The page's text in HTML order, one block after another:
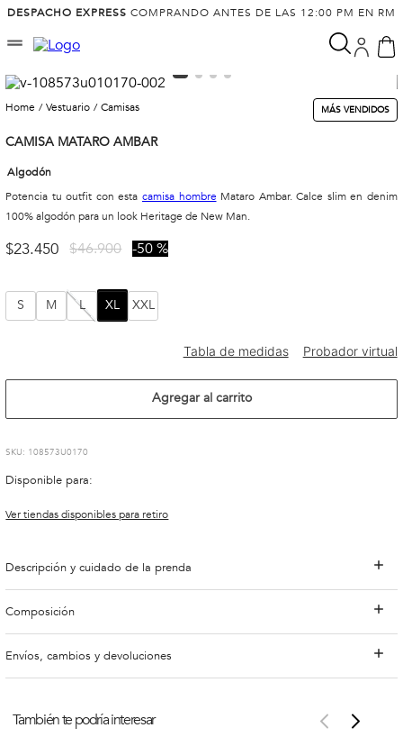
DESPACHO EXPRESS COMPRANDO ANTES DE LAS 12:00 PM EN RM
vestuario camisas MÁS VENDIDOS
CAMISA MATARO AMBAR
Algodón
Potencia tu outfit con esta camisa hombre Mataro Ambar. Calce slim en denim
100% algodón para un look Heritage de New Man.
$23.450 $46.900 50 %
S M L XL XXL
Agregar al carrito
: 108573U0170
Disponible para:
Ver tiendas disponibles para retiro
Descripción y cuidado de la prenda
Composición
Envíos, cambios y devoluciones
También te podría interesar